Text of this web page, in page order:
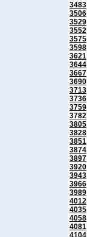
3483
3506
3529
3552
3575
3598
3621
3644
3667
3690
3713
3736
3759
3782
3805
3828
3851
3874
3897
3920
3943
3966
3989
4012
4035
4058
4081
4104